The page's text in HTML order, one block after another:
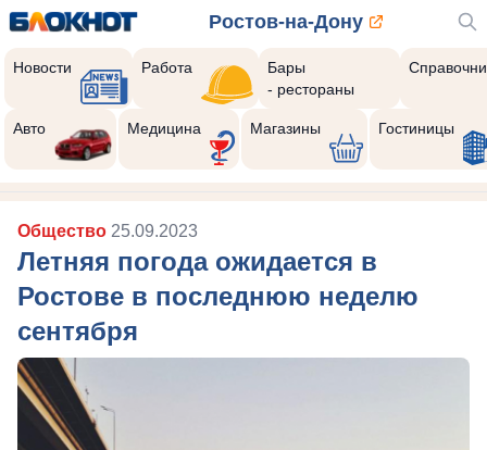
Ростов-на-Дону
Новости Работа
Бары
- рестораны
Авто Медицина Магазины Гостиницы
Общество 25.09.2023
Летняя погода ожидается в
Ростове в последнюю неделю
сентября